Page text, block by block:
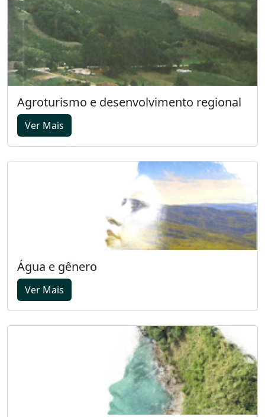
Agroturismo e desenvolvimento regional
Ver Mais
Água e gênero
Ver Mais